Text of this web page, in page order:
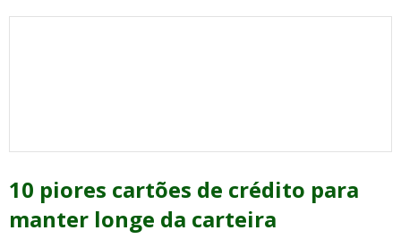
10 piores cartões de crédito para
manter longe da carteira